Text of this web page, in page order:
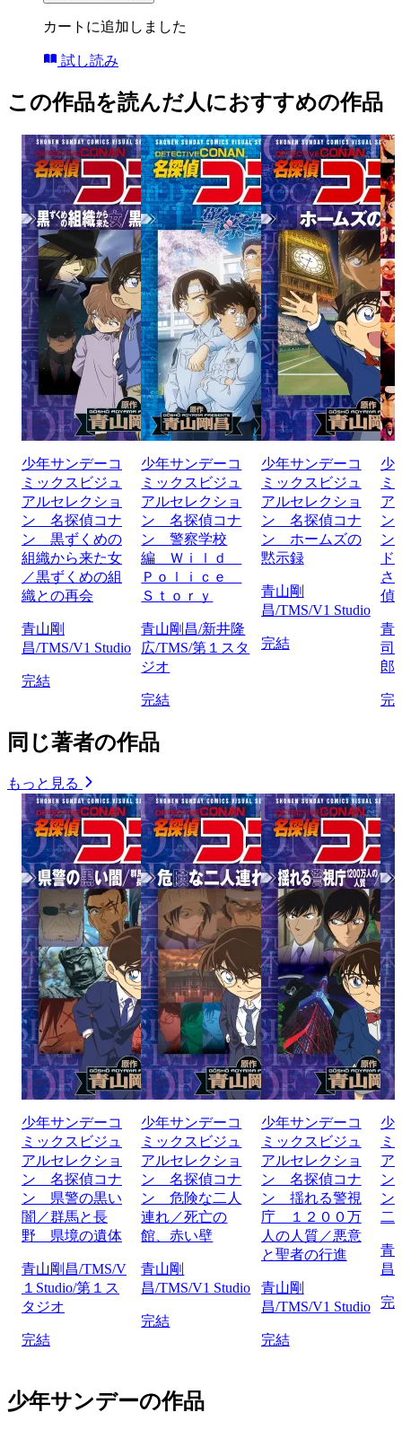
カートに追加しました
試し読み
この作品を読んだ人におすすめの作品
少年サンデーコ
ミックスビジュ
アルセレクショ
ン 名探偵コナ
ン 黒ずくめの
組織から来た女
／黒ずくめの組
織との再会
青山剛
昌/TMS/V1 Studio
完結
少年サンデーコ
ミックスビジュ
アルセレクショ
ン 名探偵コナ
ン 警察学校
編 Ｗｉｌｄ
Ｐｏｌｉｃｅ
Ｓｔｏｒｙ
青山剛昌/新井隆
広/TMS/第１スタ
ジオ
完結
少年サンデーコ
ミックスビジュ
アルセレクショ
ン 名探偵コナ
ン ホームズの
黙示録
青山剛
昌/TMS/V1 Studio
完結
少
ミ
ア
ン
ン
さ
偵
青
司/
郎/
完
同じ著者の作品
もっと見る
少年サンデーコ
ミックスビジュ
アルセレクショ
ン 名探偵コナ
ン 県警の黒い
闇／群馬と長
野 県境の遺体
青山剛昌/TMS/V
１Studio/第１ス
タジオ
完結
少年サンデーコ
ミックスビジュ
アルセレクショ
ン 名探偵コナ
ン 危険な二人
連れ／死亡の
館、赤い壁
青山剛
昌/TMS/V1 Studio
完結
少年サンデーコ
ミックスビジュ
アルセレクショ
ン 名探偵コナ
ン 揺れる警視
庁 １２００万
人の人質／悪意
と聖者の行進
青山剛
昌/TMS/V1 Studio
完結
少
ミ
ア
ン
ン
二
青
昌
完
少年サンデーの作品